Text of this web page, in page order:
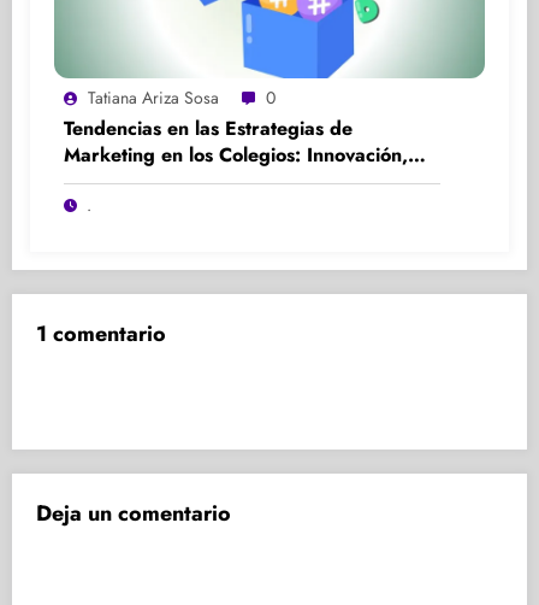
Tatiana Ariza Sosa 0
Tendencias en las Estrategias de
Marketing en los Colegios: Innovación,
Participación y Experiencia
.
1 comentario
Deja un comentario